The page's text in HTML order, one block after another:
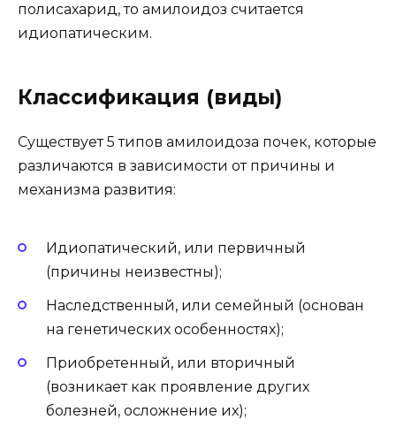
полисахарид, то амилоидоз считается
идиопатическим.
Классификация (виды)
Существует 5 типов амилоидоза почек, которые
различаются в зависимости от причины и
механизма развития:
Идиопатический, или первичный
(причины неизвестны);
Наследственный, или семейный (основан
на генетических особенностях);
Приобретенный, или вторичный
(возникает как проявление других
болезней, осложнение их);